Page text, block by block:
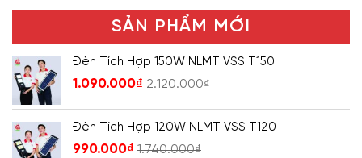
SẢN PHẨM MỚI
Đèn Tích Hợp 150W NLMT VSS T150
1.090.000₫ 2.120.000₫
Đèn Tích Hợp 120W NLMT VSS T120
990.000₫ 1.740.000₫